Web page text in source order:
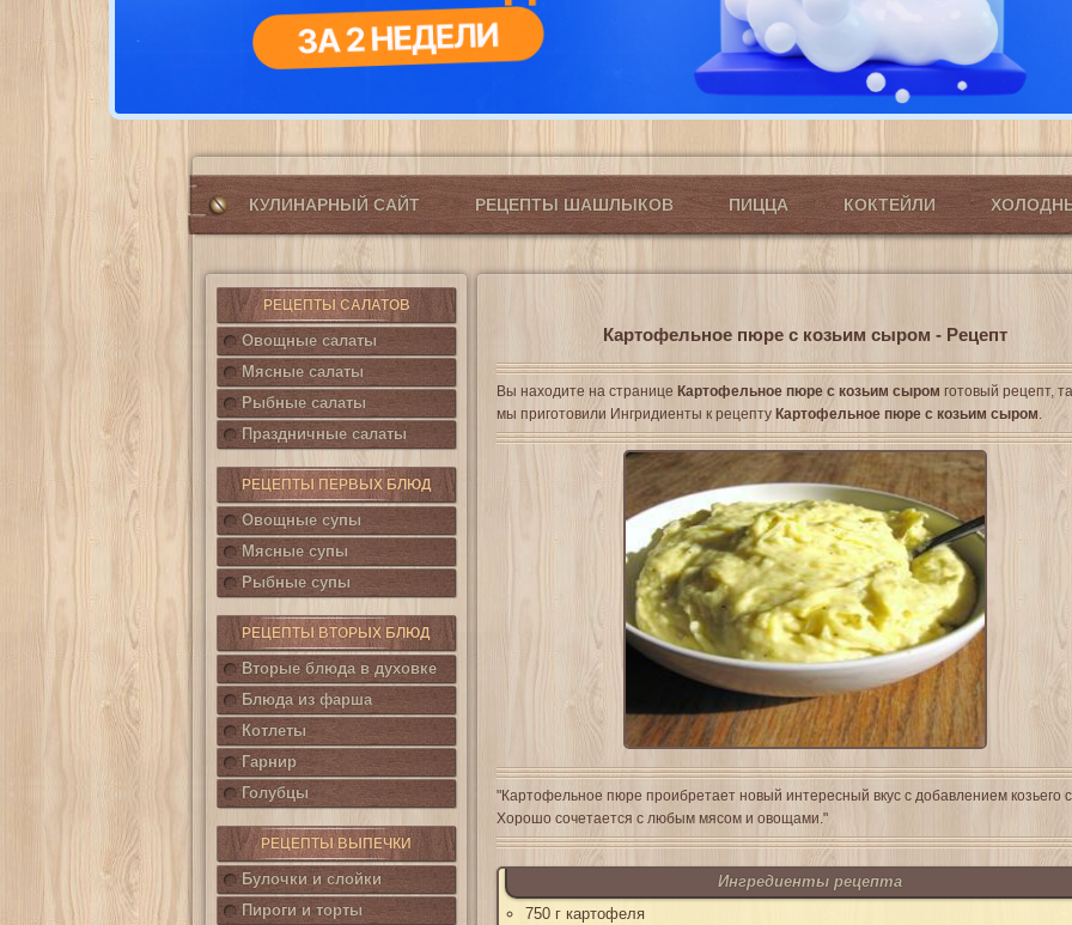
КУЛИНАРНЫЙ САЙТ РЕЦЕПТЫ ШАШЛЫКОВ ПИЦЦА КОКТЕЙЛИ
РЕЦЕПТЫ САЛАТОВ
Овощные салаты
Мясные салаты
Рыбные салаты
Праздничные салаты
РЕЦЕПТЫ ПЕРВЫХ БЛЮД
Овощные супы
Мясные супы
Рыбные супы
РЕЦЕПТЫ ВТОРЫХ БЛЮД
Вторые блюда в духовке
Блюда из фарша
Котлеты
Гарнир
Голубцы
РЕЦЕПТЫ ВЫПЕЧКИ
Булочки и слойки
Пироги и торты
Картофельное пюре с козьим сыром - Рецепт
Вы находите на странице Картофельное пюре с козьим сыром готовый рецепт,
мы приготовили Ингридиенты к рецепту Картофельное пюре с козьим сыром
"Картофельное пюре проибретает новый интересный вкус с добавлением козьего
Хорошо сочетается с любым мясом и овощами."
Ингредиенты рецепта
750 г картофеля